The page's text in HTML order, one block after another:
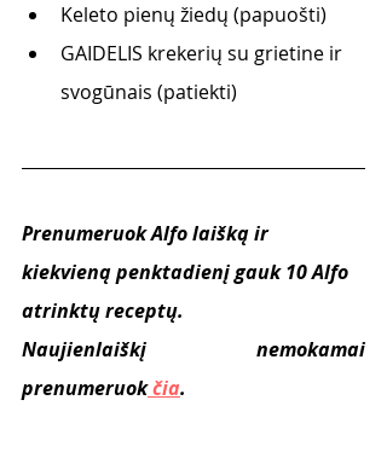
Keleto pienų žiedų (papuošti)
GAIDELIS krekerių su grietine ir
svogūnais (patiekti)
Prenumeruok Alfo laišką ir
kiekvieną penktadienį gauk 10 Alfo
atrinktų receptų.
Naujienlaiškį nemokamai
prenumeruok čia.